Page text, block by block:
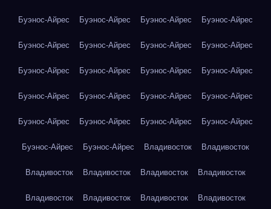
Буэнос-Айрес Буэнос-Айрес Буэнос-Айрес Буэнос-Айрес
Буэнос-Айрес Буэнос-Айрес Буэнос-Айрес Буэнос-Айрес
Буэнос-Айрес Буэнос-Айрес Буэнос-Айрес Буэнос-Айрес
Буэнос-Айрес Буэнос-Айрес Буэнос-Айрес Буэнос-Айрес
Буэнос-Айрес Буэнос-Айрес Буэнос-Айрес Буэнос-Айрес
Буэнос-Айрес Буэнос-Айрес Владивосток Владивосток
Владивосток Владивосток Владивосток Владивосток
Владивосток Владивосток Владивосток Владивосток